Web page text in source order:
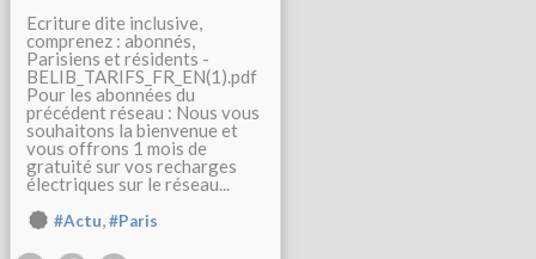
Ecriture dite inclusive,
comprenez : abonnés,
Parisiens et résidents -
BELIB_TARIFS_FR_EN(1).pdf
Pour les abonnées du
précédent réseau : Nous vous
souhaitons la bienvenue et
vous offrons 1 mois de
gratuité sur vos recharges
électriques sur le réseau...
#Actu,#Paris